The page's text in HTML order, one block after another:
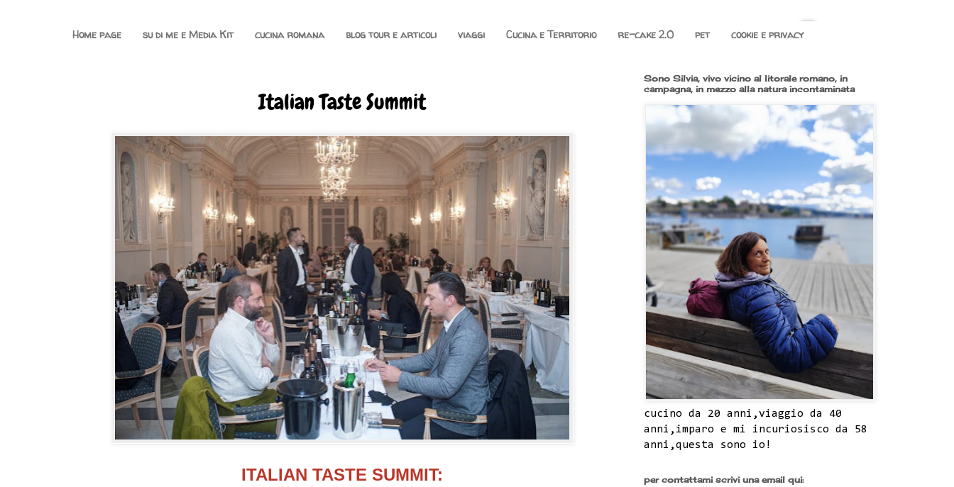
Home page su di me e Media Kit cucina romana blog tour e articoli viaggi Cucina e Territorio re-cake 2.0 pet cookie e privacy
Italian Taste Summit
ITALIAN TASTE SUMMIT:
Sono Silvia, vivo vicino al litorale romano, in
campagna, in mezzo alla natura incontaminata
cucino da 20 anni,viaggio da 40
anni,imparo e mi incuriosisco da 58
anni,questa sono io!
per contattami scrivi una email qui: